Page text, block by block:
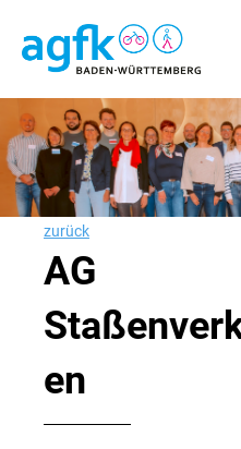
zurück
AG
en